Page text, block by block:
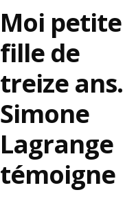
Moi petite
fille de
treize ans.
Simone
Lagrange
témoigne